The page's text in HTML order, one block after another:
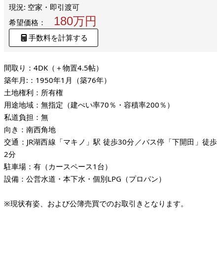
現況: 空家・即引渡可
希望価格：
180万円
手数料を計算する
間取り：4DK（＋物置4.5帖）
築年月:：1950年1月（築76年）
土地権利：所有権
用途地域：無指定（建ぺい率70％・容積率200％）
私道負担：無
向き：南西角地
交通：JR湖西線「マキノ」駅 徒歩30分／バス停「下開田」徒歩
2分
駐車場：有（カースペース1台）
設備：公営水道・本下水・個別LPG（プロパン）
※現状有姿、および公簿売買でのお取引きとなります。